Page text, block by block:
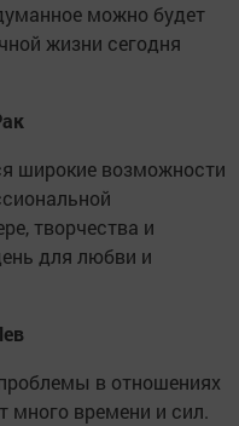
можно будет
жизни сегодня
широкие возможности
творчества и
для любви и
в отношениях
много времени и сил.